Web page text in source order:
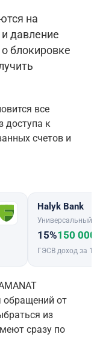
на
давление
блокировке
все
доступа к
счетов и
Halyk Bank
Универсальный
15%
ГЭСВ
150
доход за
обращений от
из
сразу по